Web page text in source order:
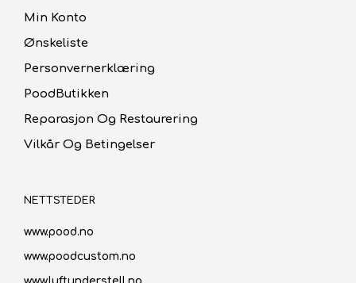
Min Konto
Ønskeliste
Personvernerklæring
PoodButikken
Reparasjon Og Restaurering
Vilkår Og Betingelser
NETTSTEDER
www.pood.no
www.poodcustom.no